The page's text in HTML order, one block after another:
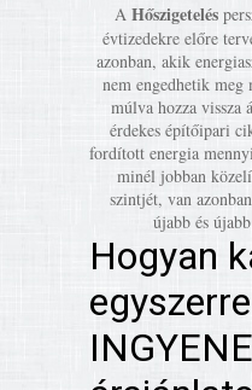
A Hőszigetelés
évtizedekre előre
azonban, akik
nem engedhetik meg
múlva hozza vissza
érdekes építőipari
fordított energia
minél jobban
szintjét, van
újabb és